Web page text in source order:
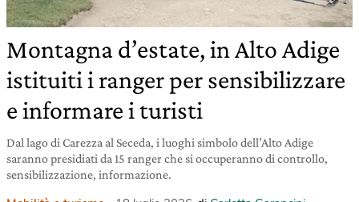
Montagna d’estate, in Alto Adige
istituiti i ranger per sensibilizzare
e informare i turisti
Dal lago di Carezza al Seceda, i luoghi simbolo dell’Alto Adige
saranno presidiati da 15 ranger che si occuperanno di controllo,
sensibilizzazione, informazione.